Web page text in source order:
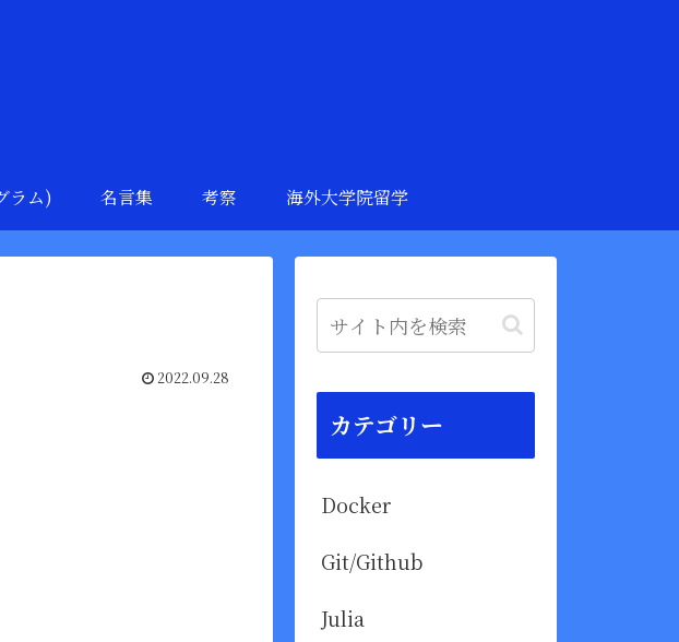
ラム) 名言集 考察 海外大学院留学
2022.09.28
カテゴリー
Docker
Git/Github
Julia